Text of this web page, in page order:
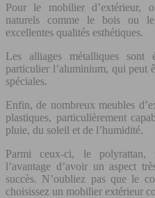
Pour le mobilier d’extérieur,
naturels comme le bois ou
excellentes qualités esthétiques.
Les alliages métalliques sont
particulier l’aluminium, qui peut
spéciales.
Enfin, de nombreux meubles
plastiques, particulièrement
pluie, du soleil et de l’humidité.
Parmi ceux-ci, le polyrattan,
l’avantage d’avoir un aspect
succès. N’oubliez pas que le
choisissez un mobilier extérieur